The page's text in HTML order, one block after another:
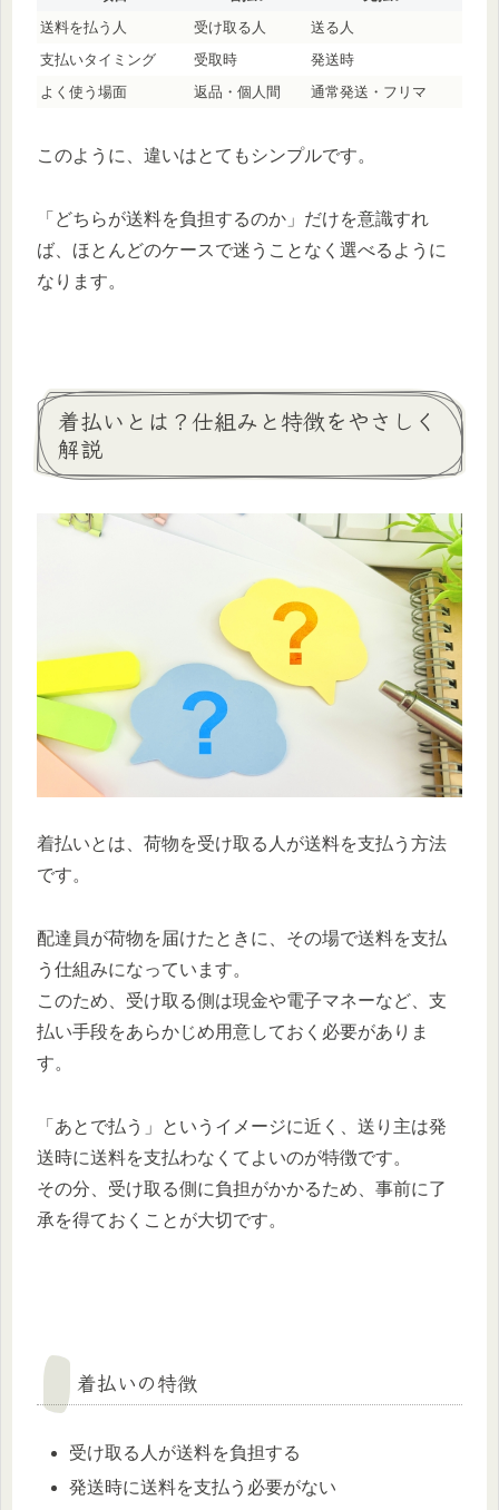
送料を払う人
受け取る人
送る人
支払いタイミング
受取時
発送時
よく使う場面
返品・個人間 通常発送・フリマ
このように、違いはとてもシンプルです。
「どちらが送料を負担するのか」だけを意識すれ
ば、ほとんどのケースで迷うことなく選べるように
なります。
着払いとは？仕組みと特徴をやさしく
解説
着払いとは、荷物を受け取る人が送料を支払う方法
です。
配達員が荷物を届けたときに、その場で送料を支払
う仕組みになっています。
このため、受け取る側は現金や電子マネーなど、支
払い手段をあらかじめ用意しておく必要がありま
す。
「あとで払う」というイメージに近く、送り主は発
送時に送料を支払わなくてよいのが特徴です。
その分、受け取る側に負担がかかるため、事前に了
承を得ておくことが大切です。
着払いの特徴
受け取る人が送料を負担する
発送時に送料を支払う必要がない